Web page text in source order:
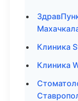
Клиника
Клиника